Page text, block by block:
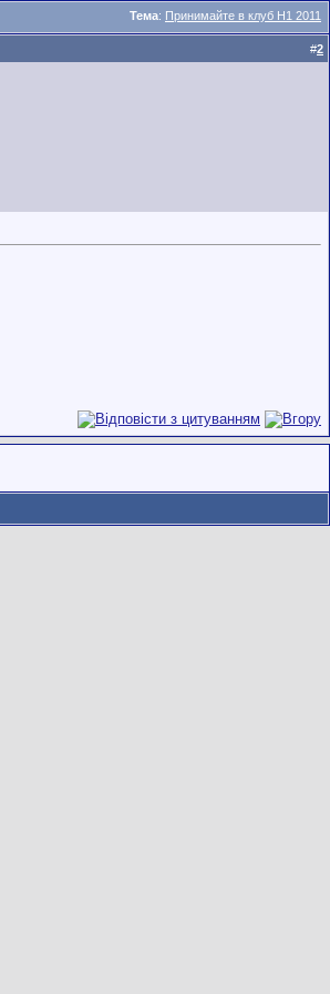
Тема: Принимайте в клуб H1 2011
#2